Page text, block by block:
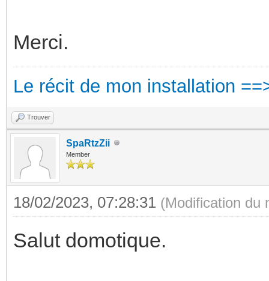
Merci.
Le récit de mon installation
Trouver
SpaRtzZii
Member
18/02/2023, 07:28:31 (Modification du
Salut domotique.